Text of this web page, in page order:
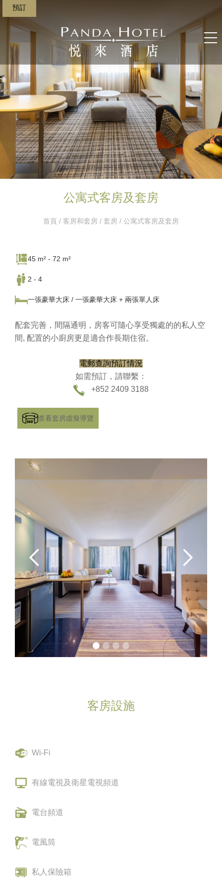
預訂
公寓式客房及套房
首頁 / 客房和套房 / 套房 / 公寓式客房及套房
45 m² - 72 m²
2 - 4
一張豪華大床 / 一張豪華大床 + 兩張單人床
配套完善，間隔通明，房客可隨心享受獨處的的私人空
間, 配置的小廚房更是適合作長期住宿。
電郵查詢預訂情況
如需預訂，請聯繫：
+852 2409 3188
查看套房虛擬導覽
客房設施
Wi-Fi
有線電視及衛星電視頻道
電台頻道
電風筒
私人保險箱